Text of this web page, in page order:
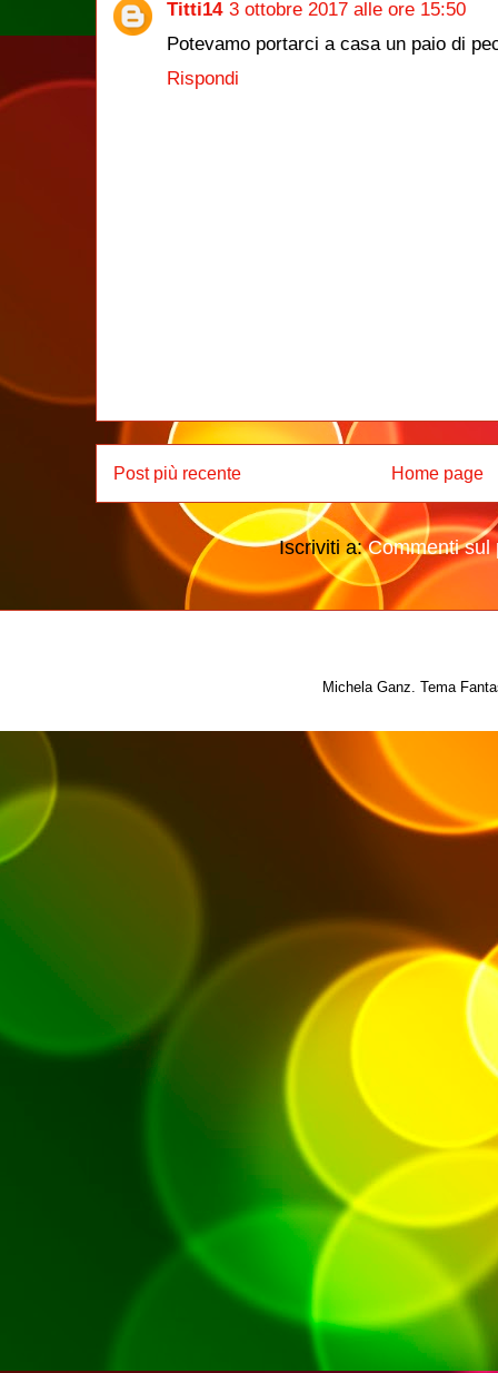
Titti14 3 ottobre 2017 alle ore 15:50
Potevamo portarci a casa un paio di
Rispondi
Post più recente Home page
Iscriviti a:Commenti sul
Michela Ganz. Tema